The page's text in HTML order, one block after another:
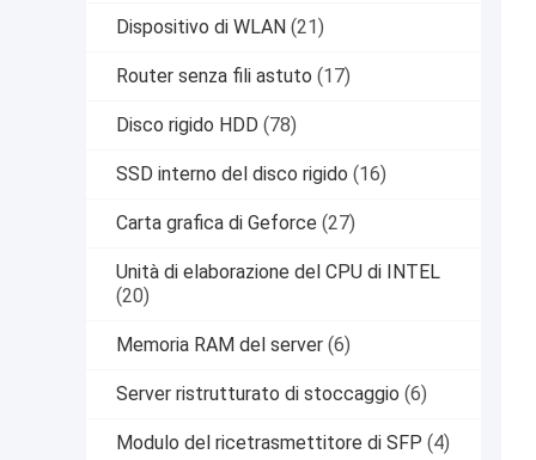
Dispositivo di WLAN (21)
Router senza fili astuto (17)
Disco rigido HDD (78)
SSD interno del disco rigido (16)
Carta grafica di Geforce (27)
Unità di elaborazione del CPU di INTEL
(20)
Memoria RAM del server (6)
Server ristrutturato di stoccaggio (6)
Modulo del ricetrasmettitore di SFP (4)